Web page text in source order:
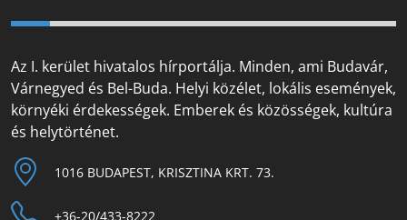
Az I. kerület hivatalos hírportálja. Minden, ami Budavár,
Várnegyed és Bel-Buda. Helyi közélet, lokális események,
környéki érdekességek. Emberek és közösségek, kultúra
és helytörténet.
1016 BUDAPEST, KRISZTINA KRT. 73.
+36-20/433-8222